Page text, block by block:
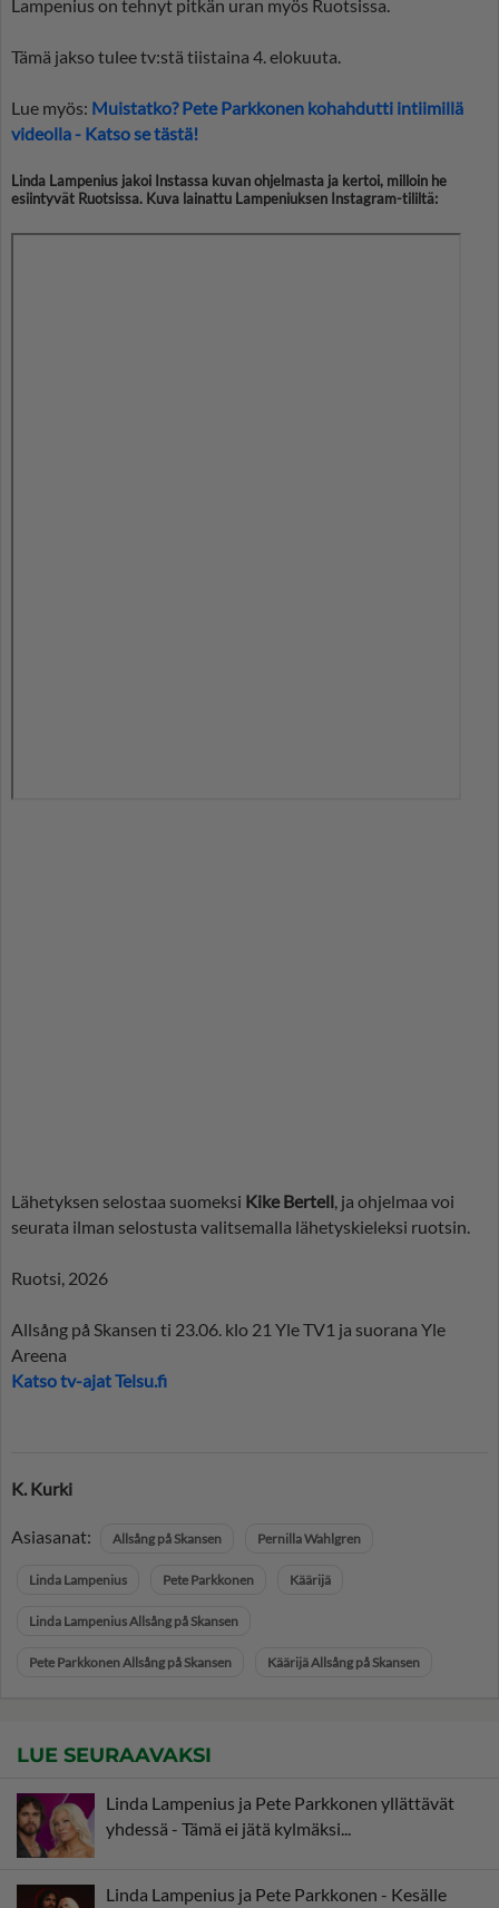
Lampenius on tehnyt pitkän uran myös Ruotsissa.
Tämä jakso tulee tv:stä tiistaina 4. elokuuta.
Lue myös: Muistatko? Pete Parkkonen kohahdutti intiimillä
videolla - Katso se tästä!
Linda Lampenius jakoi Instassa kuvan ohjelmasta ja kertoi, milloin he
esiintyvät Ruotsissa. Kuva lainattu Lampeniuksen Instagram-tililtä:
Lähetyksen selostaa suomeksi Kike Bertell, ja ohjelmaa voi
seurata ilman selostusta valitsemalla lähetyskieleksi ruotsin.
Ruotsi, 2026
Allsång på Skansen ti 23.06. klo 21 Yle TV1 ja suorana Yle
Areena
Katso tv-ajat Telsu.fi
K. Kurki
Asiasanat: Allsång på Skansen Pernilla Wahlgren
Linda Lampenius Pete Parkkonen Käärijä
Linda Lampenius Allsång på Skansen
Pete Parkkonen Allsång på Skansen Käärijä Allsång på Skansen
LUE SEURAAVAKSI
Linda Lampenius ja Pete Parkkonen yllättävät
yhdessä - Tämä ei jätä kylmäksi...
Linda Lampenius ja Pete Parkkonen - Kesälle